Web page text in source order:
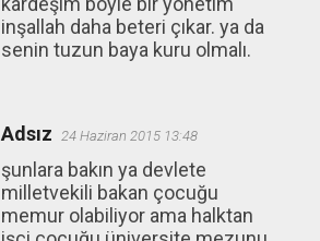
inşallah daha beteri çıkar. ya da
senin tuzun baya kuru olmalı.
Adsız 24 Haziran 2015 13:48
şunlara bakın ya devlete
milletvekili bakan çocuğu
memur olabiliyor ama halktan